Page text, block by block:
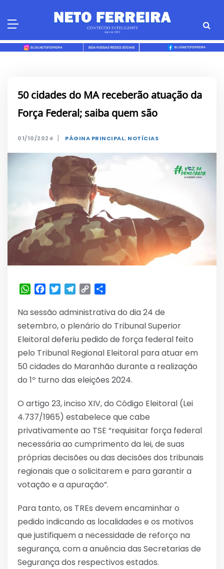
50 cidades do MA receberão atuação da
Força Federal; saiba quem são
01/10/2024 | PÁGINA PRINCIPAL, NOTÍCIAS
WhatsApp
Facebook
TwitterTelegram
Copy
Na sessão administrativa do dia 24 de
setembro, o plenário do Tribunal Superior
Eleitoral deferiu pedido de força federal feito
pelo Tribunal Regional Eleitoral para atuar em
50 cidades do Maranhão durante a realização
do 1º turno das eleições 2024.
O artigo 23, inciso XIV, do Código Eleitoral (Lei
4.737/1965) estabelece que cabe
privativamente ao TSE “requisitar força federal
necessária ao cumprimento da lei, de suas
próprias decisões ou das decisões dos tribunais
regionais que o solicitarem e para garantir a
votação e a apuração”.
Para tanto, os TREs devem encaminhar o
pedido indicando as localidades e os motivos
que justifiquem a necessidade de reforço na
segurança, com a anuência das Secretarias de
Segurança dos respectivos estados.